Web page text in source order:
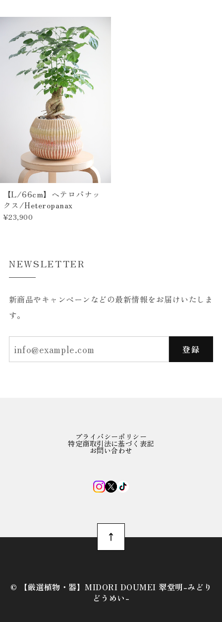
【L/66cm】ヘテロパナッ
クス/Heteropanax
¥23,900
NEWSLETTER
新商品やキャンペーンなどの最新情報をお届けいたしま
す。
登録
プライバシーポリシー
特定商取引法に基づく表記
お問い合わせ
©︎ 【厳選植物・器】MIDORI DOUMEI 翠堂明-みどり
どうめい-